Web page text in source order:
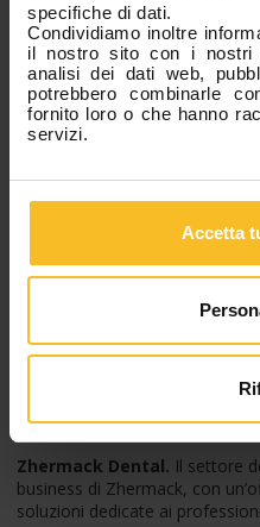
specifiche di dati.
Condividiamo inoltre
il nostro sito con i nostri
analisi dei dati web,
potrebbero combinarle
fornito loro o che hanno
servizi.
Accetta
obiettivi.
Needs è un pensiero
I nostri clienti richiedono
Tre
Dental, Industrial,
Tre divisioni, per rispondere
soluzioni d’eccellenza. Per il
Zhermack Dental. Il settore
business di Zhermack, con
soluzioni dedicate ai